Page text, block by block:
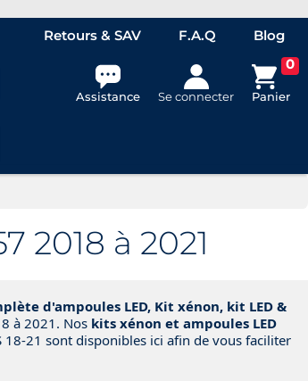
Retours & SAV F.A.Q Blog
Assistance Se connecter
0
Panier
2018 à 2021
d'ampoules LED, Kit xénon, kit LED &
à 2021. Nos kits xénon et ampoules LED
18-21 sont disponibles ici afin de vous faciliter